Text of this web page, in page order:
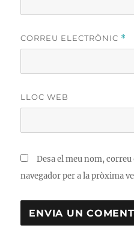
CORREU ELECTRÒNIC *
LLOC WEB
Desa el meu nom,
navegador per a la pròxima